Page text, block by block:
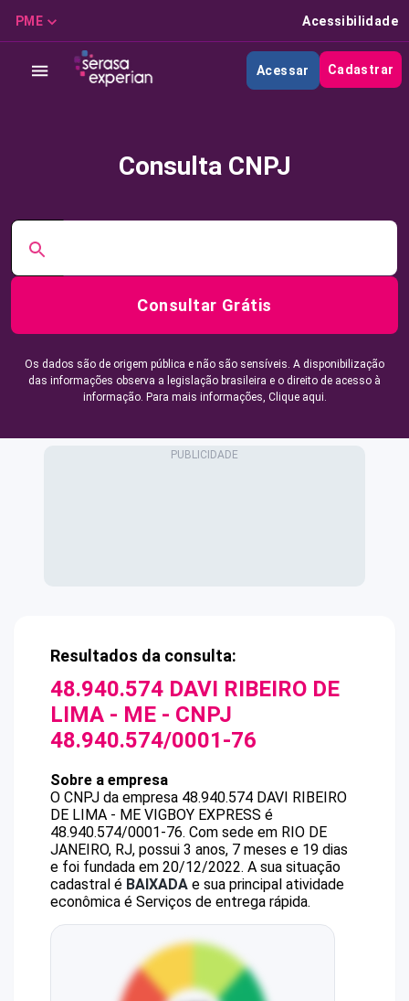
PME Acessibilidade
Acessar Cadastrar
Consulta CNPJ
Consultar Grátis
Os dados são de origem pública e não são sensíveis. A disponibilização
das informações observa a legislação brasileira e o direito de acesso à
informação. Para mais informações, Clique aqui.
Resultados da consulta:
48.940.574 DAVI RIBEIRO DE
LIMA - ME - CNPJ
48.940.574/0001-76
Sobre a empresa
O CNPJ da empresa 48.940.574 DAVI RIBEIRO
DE LIMA - ME VIGBOY EXPRESS é
48.940.574/0001-76. Com sede em RIO DE
JANEIRO, RJ, possui 3 anos, 7 meses e 19 dias
e foi fundada em 20/12/2022. A sua situação
cadastral é BAIXADA e sua principal atividade
econômica é Serviços de entrega rápida.